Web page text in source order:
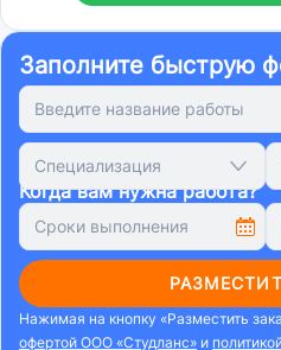
Заполните быструю
Специализация
Когда вам нужна работа?
Нажимая на кнопку «Разместить
офертой ООО «Студланс» и